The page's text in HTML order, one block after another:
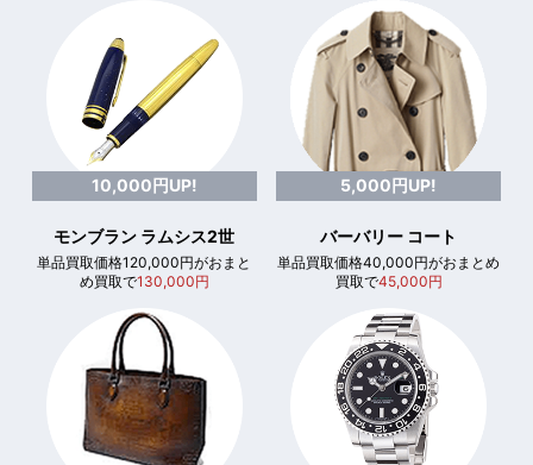
10,000円UP!
モンブラン ラムシス2世
単品買取価格120,000円がおまと
め買取で130,000円
5,000円UP!
バーバリー コート
単品買取価格40,000円がおまとめ
買取で45,000円